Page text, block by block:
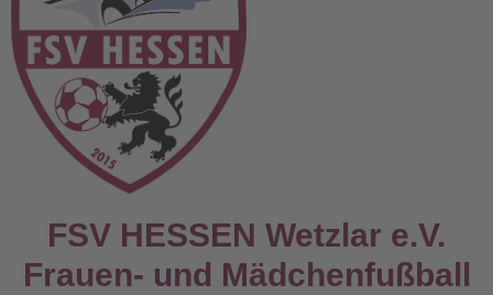
FSV HESSEN Wetzlar e.V.
Frauen- und Mädchenfußball